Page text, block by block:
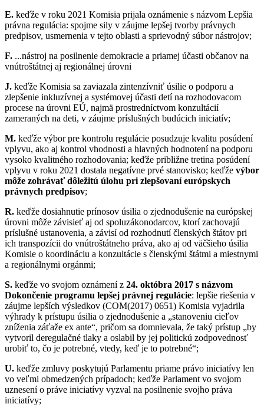
E. keďže v roku 2021 Komisia prijala oznámenie s názvom Lepšia
právna regulácia: spojme sily v záujme lepšej tvorby právnych
predpisov, usmernenia v tejto oblasti a sprievodný súbor nástrojov;
F. ...nástroj na posilnenie demokracie a priamej účasti občanov na
vnútroštátnej aj regionálnej úrovni
J. keďže Komisia sa zaviazala zintenzívniť úsilie o podporu a
zlepšenie inkluzívnej a systémovej účasti detí na rozhodovacom
procese na úrovni EÚ, najmä prostredníctvom konzultácií
zameraných na deti, v záujme príslušných budúcich iniciatív;
M. keďže výbor pre kontrolu regulácie posudzuje kvalitu posúdení
vplyvu, ako aj kontrol vhodnosti a hlavných hodnotení na podporu
vysoko kvalitného rozhodovania; keďže približne tretina posúdení
vplyvu v roku 2021 dostala negatívne prvé stanovisko; keďže výbor
môže zohrávať dôležitú úlohu pri zlepšovaní európskych
právnych predpisov;
R. keďže dosiahnutie prínosov úsilia o zjednodušenie na európskej
úrovni môže závisieť aj od spoluzákonodarcov, ktorí zachovajú
príslušné ustanovenia, a závisí od rozhodnutí členských štátov pri
ich transpozícii do vnútroštátneho práva, ako aj od väčšieho úsilia
Komisie o koordináciu a konzultácie s členskými štátmi a miestnymi
a regionálnymi orgánmi;
S. keďže vo svojom oznámení z 24. októbra 2017 s názvom
Dokončenie programu lepšej právnej regulácie: lepšie riešenia v
záujme lepších výsledkov (COM(2017) 0651) Komisia vyjadrila
výhrady k prístupu úsilia o zjednodušenie a „stanoveniu cieľov
zníženia záťaže ex ante“, pričom sa domnievala, že taký prístup „by
vytvoril deregulačné tlaky a oslabil by jej politickú zodpovednosť
urobiť to, čo je potrebné, vtedy, keď je to potrebné“;
U. keďže zmluvy poskytujú Parlamentu priame právo iniciatívy len
vo veľmi obmedzených prípadoch; keďže Parlament vo svojom
uznesení o práve iniciatívy vyzval na posilnenie svojho práva
iniciatívy;